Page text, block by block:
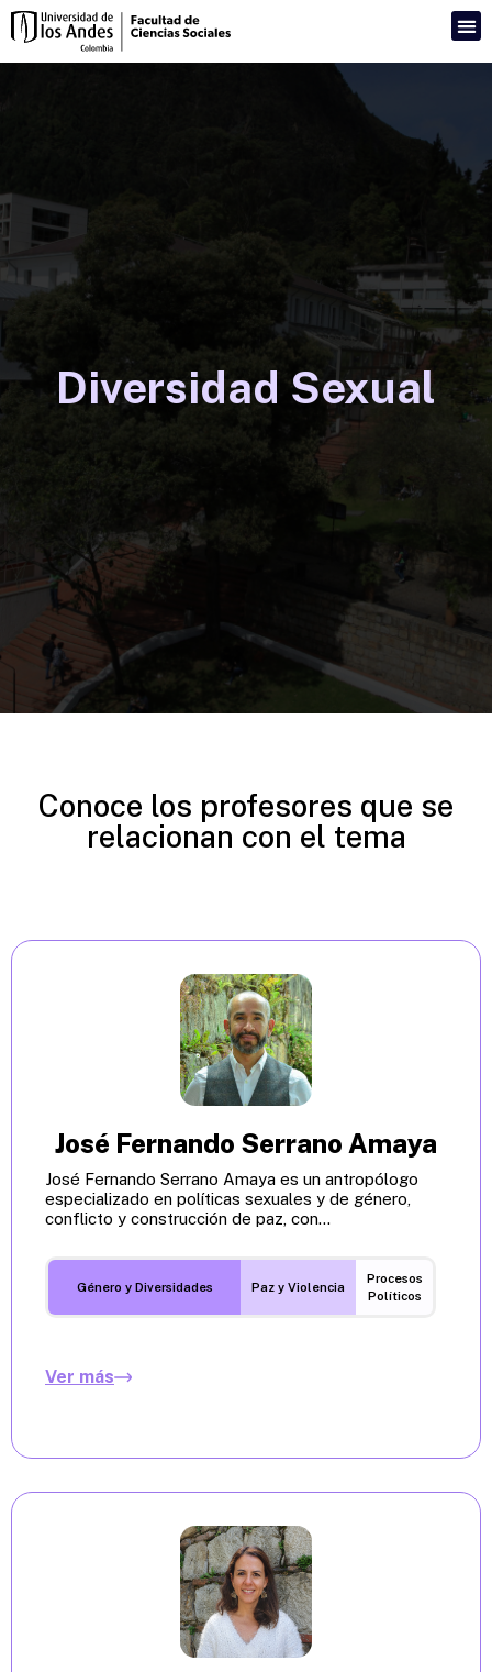
Diversidad Sexual
Conoce los profesores que se
relacionan con el tema
José Fernando Serrano Amaya
José Fernando Serrano Amaya es un antropólogo
especializado en políticas sexuales y de género,
conflicto y construcción de paz, con...
Género y Diversidades Paz y Violencia
Procesos
Políticos
Ver más